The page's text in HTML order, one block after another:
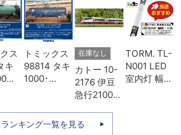
ス
キ
形
トミックス
98814 タキ
1000･
輸送 8両セ
ット
在庫なし
カトー 10-
2176 伊豆
急行2100系
7両セット
TORM. TL-
N001 LED
室内灯 幅狭
ランキング一覧を見る